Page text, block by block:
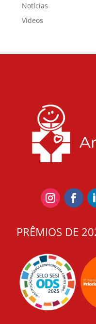
Notícias
Vídeos
PRÊMIOS DE